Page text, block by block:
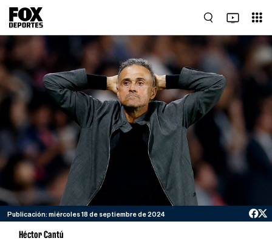
Publicación: miércoles 18 de septiembre de 2024
Héctor Cantú